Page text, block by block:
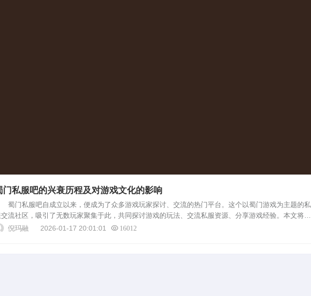
门私服吧的兴衰历程及对游戏文化的影响
门私服吧自成立以来，便成为了众多游戏玩家探讨、交流的热门平台。这个以蜀门游戏为主题的私
交流社区，吸引了无数玩家聚集于此，共同探讨游戏的玩法、交流私服资源、分享游戏经验。本文将围
门私服吧的兴衰历程，以及它对游戏文化的影响进行详细分析。蜀门私服吧的兴起蜀门私服吧的兴
倪玛融 2026-01-17 20:01:01 16012